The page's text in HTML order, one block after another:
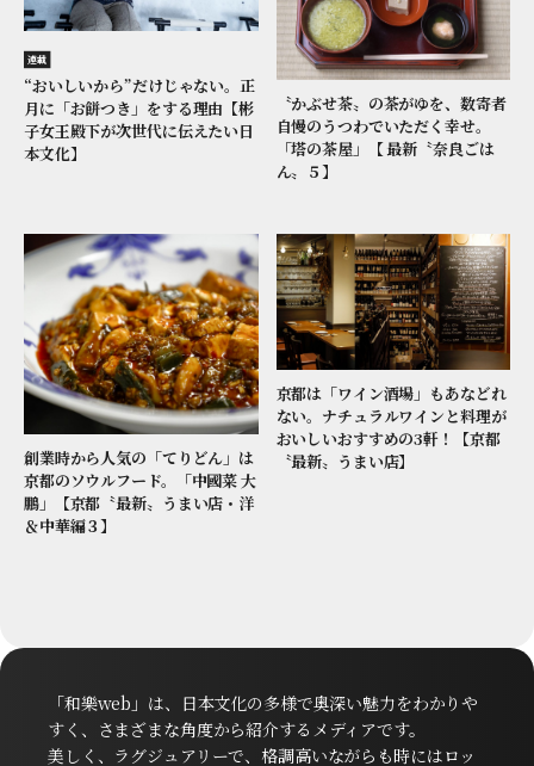
連載
“おいしいから”だけじゃない。正
月に「お餅つき」をする理由【彬
子女王殿下が次世代に伝えたい日
本文化】
〝かぶせ茶〟の茶がゆを、数寄者
自慢のうつわでいただく幸せ。
「塔の茶屋」【 最新〝奈良ごは
ん〟５】
創業時から人気の「てりどん」は
京都のソウルフード。「中國菜 大
鵬」【京都〝最新〟うまい店・洋
＆中華編３】
京都は「ワイン酒場」もあなどれ
ない。ナチュラルワインと料理が
おいしいおすすめの3軒！【京都
〝最新〟うまい店】
「和樂web」は、日本文化の多様で奥深い魅力をわかりや
すく、さまざまな角度から紹介するメディアです。
美しく、ラグジュアリーで、格調高いながらも時にはロッ